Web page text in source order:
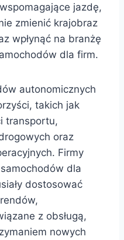
jazdę,
zmienić krajobraz
wpłynąć na branżę
dla firm.
autonomicznych
takich jak
transportu,
oraz
Firmy
dla
dostosować
z obsługą,
nowych